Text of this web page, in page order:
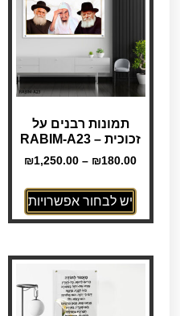
תמונות רבנים על
זכוכית – RABIM-A23
₪180.00
–
₪1,250.00
יש לבחור אפשרויות